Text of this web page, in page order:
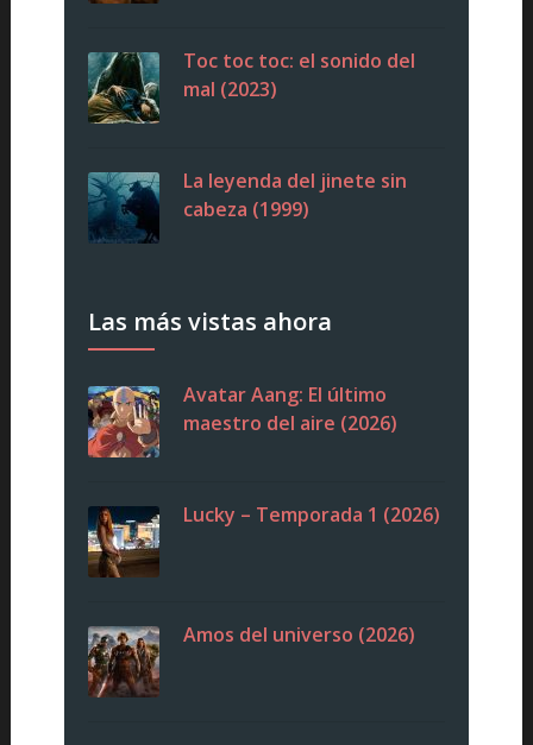
Toc toc toc: el sonido del
mal (2023)
La leyenda del jinete sin
cabeza (1999)
Las más vistas ahora
Avatar Aang: El último
maestro del aire (2026)
Lucky – Temporada 1 (2026)
Amos del universo (2026)